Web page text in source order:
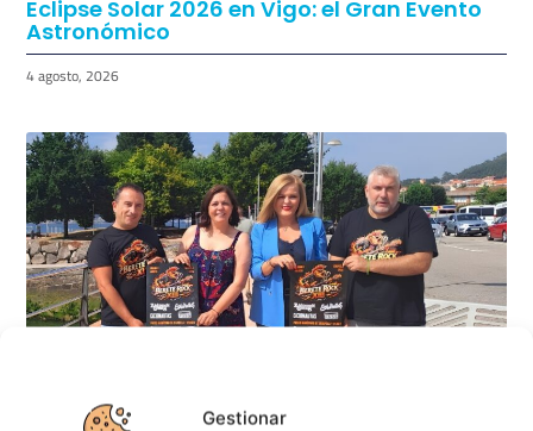
Gestionar
Eclipse Solar 2026 en Vigo: el Gran Evento
Astronómico
4 agosto, 2026